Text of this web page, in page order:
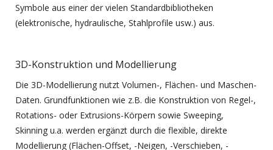
Symbole aus einer der vielen Standardbibliotheken
(elektronische, hydraulische, Stahlprofile usw.) aus.
3D-Konstruktion und Modellierung
Die 3D-Modellierung nutzt Volumen-, Flächen- und Maschen-
Daten. Grundfunktionen wie z.B. die Konstruktion von Regel-,
Rotations- oder Extrusions-Körpern sowie Sweeping,
Skinning u.a. werden ergänzt durch die flexible, direkte
Modellierung (Flächen-Offset, -Neigen, -Verschieben, -